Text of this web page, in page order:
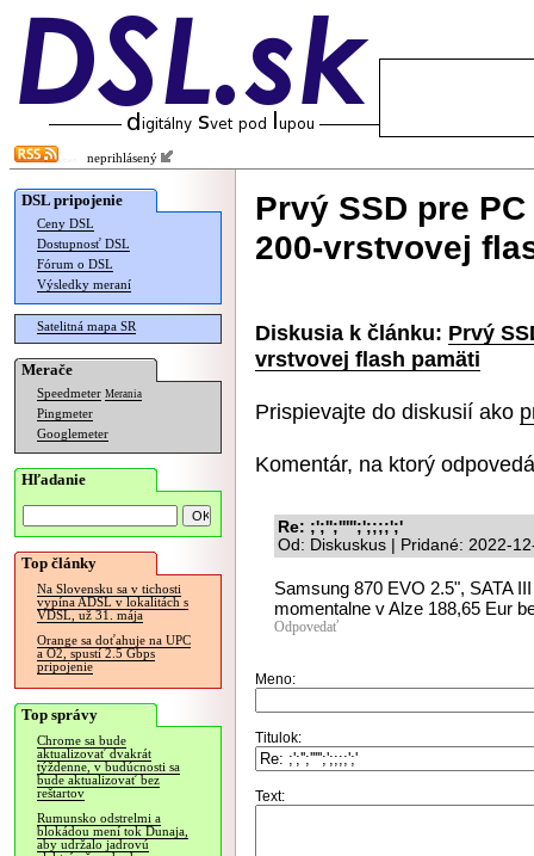
neprihlásený
DSL pripojenie
Ceny DSL
Dostupnosť DSL
Fórum o DSL
Výsledky meraní
Satelitná mapa SR
Merače
Speedmeter Merania
Pingmeter
Googlemeter
Hľadanie
Top články
Na Slovensku sa v tichosti
vypína ADSL v lokalitách s
VDSL, už 31. mája
Orange sa doťahuje na UPC
a O2, spustí 2.5 Gbps
pripojenie
Top správy
Chrome sa bude
aktualizovať dvakrát
týždenne, v budúcnosti sa
bude aktualizovať bez
reštartov
Rumunsko odstrelmi a
blokádou mení tok Dunaja,
aby udržalo jadrovú
Prvý SSD pre
200-vrstvovej
Diskusia k článku: Prvý
vrstvovej flash pamäti
Prispievajte do diskusií ako
Komentár, na ktorý
Re: ;';'';''''';';;;;';'
Od: Diskuskus | Pridané: 2022-
Samsung 870 EVO 2.5", SATA
momentalne v Alze 188,65 Eur
Odpovedať
Meno:
Titulok:
Text: